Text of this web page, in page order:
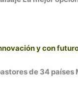
y con
de 34